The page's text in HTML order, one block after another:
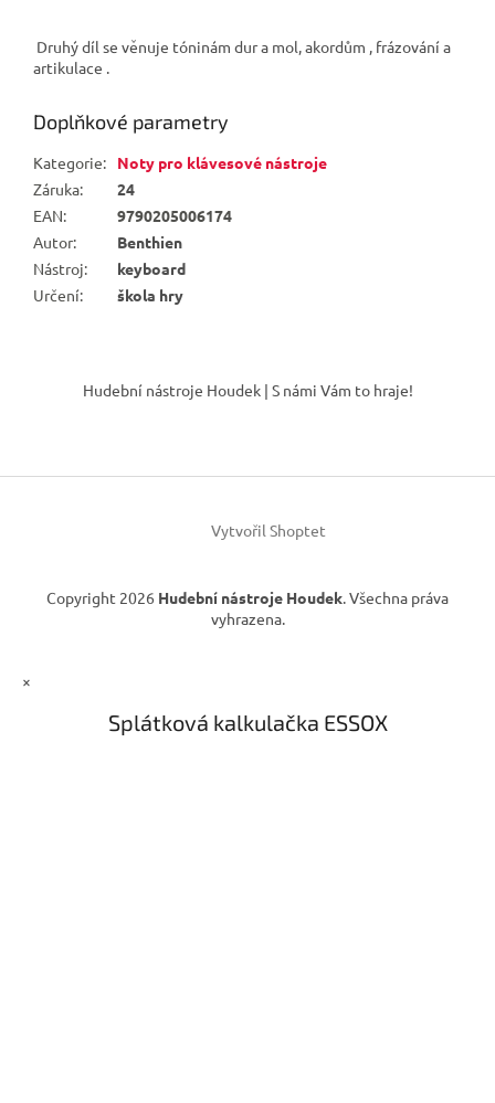
Druhý díl se věnuje tóninám dur a mol, akordům , frázování a
artikulace .
Doplňkové parametry
Kategorie:
Noty pro klávesové nástroje
Záruka:
24
EAN:
9790205006174
Autor:
Benthien
Nástroj:
keyboard
Určení: škola hry
í
Hudební nástroje Houdek | S námi Vám to hraje!
Vytvořil Shoptet
Copyright 2026 Hudební nástroje Houdek. Všechna práva
vyhrazena.
×
Splátková kalkulačka ESSOX